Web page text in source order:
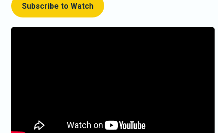
Subscribe to Watch